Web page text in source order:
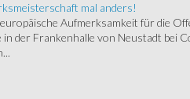
mal anders!
Aufmerksamkeit für die
der Frankenhalle von Neustadt bei